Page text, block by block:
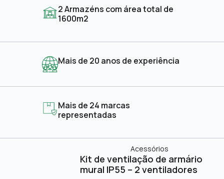
2 Armazéns com área total de
1600m2
Mais de 20 anos de experiência
Mais de 24 marcas
representadas
Acessórios
Kit de ventilação de armário
mural IP55 – 2 ventiladores